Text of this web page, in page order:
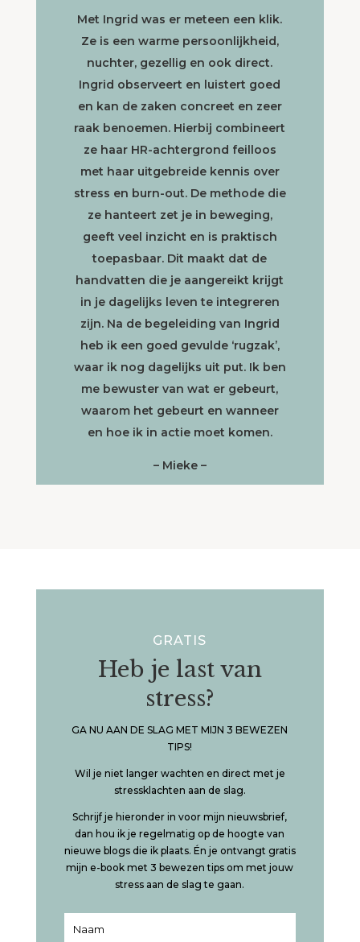
Met Ingrid was er meteen een klik.
Ze is een warme persoonlijkheid,
nuchter, gezellig en ook direct.
Ingrid observeert en luistert goed
en kan de zaken concreet en zeer
raak benoemen. Hierbij combineert
ze haar HR-achtergrond feilloos
met haar uitgebreide kennis over
stress en burn-out. De methode die
ze hanteert zet je in beweging,
geeft veel inzicht en is praktisch
toepasbaar. Dit maakt dat de
handvatten die je aangereikt krijgt
in je dagelijks leven te integreren
zijn. Na de begeleiding van Ingrid
heb ik een goed gevulde ‘rugzak’,
waar ik nog dagelijks uit put. Ik ben
me bewuster van wat er gebeurt,
waarom het gebeurt en wanneer
en hoe ik in actie moet komen.
– Mieke –
GRATIS
Heb je last van
stress?
GA NU AAN DE SLAG MET MIJN 3 BEWEZEN
TIPS!
Wil je niet langer wachten en direct met je
stressklachten aan de slag.
Schrijf je hieronder in voor mijn nieuwsbrief,
dan hou ik je regelmatig op de hoogte van
nieuwe blogs die ik plaats. Én je ontvangt gratis
mijn e-book met 3 bewezen tips om met jouw
stress aan de slag te gaan.